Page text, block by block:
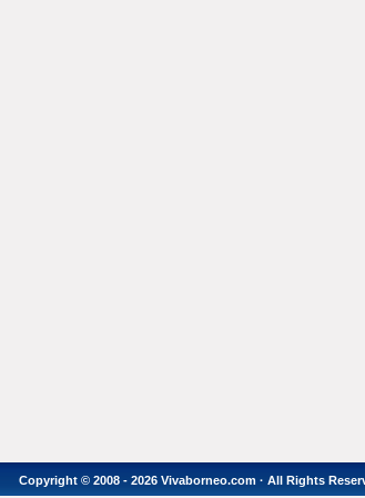
Copyright © 2008 - 2026 Vivaborneo.com · All Rights